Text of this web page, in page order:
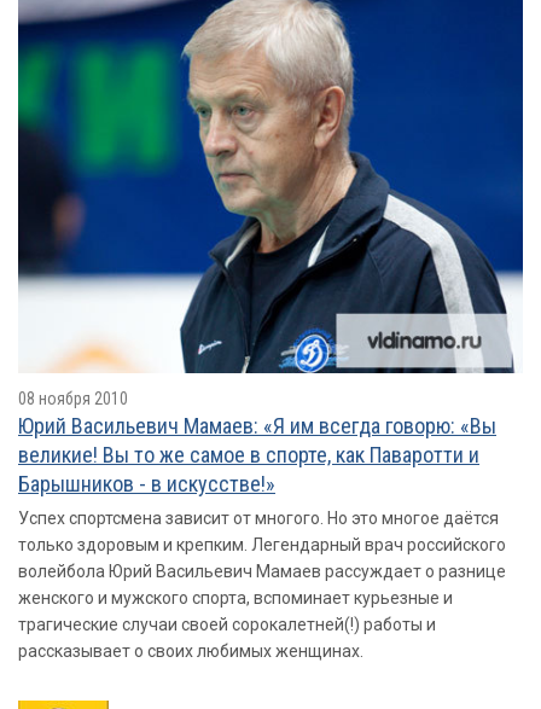
08 ноября 2010
Юрий Васильевич Мамаев: «Я им всегда говорю: «Вы
великие! Вы то же самое в спорте, как Паваротти и
Барышников - в искусстве!»
Успех спортсмена зависит от многого. Но это многое даётся
только здоровым и крепким. Легендарный врач российского
волейбола Юрий Васильевич Мамаев рассуждает о разнице
женского и мужского спорта, вспоминает курьезные и
трагические случаи своей сорокалетней(!) работы и
рассказывает о своих любимых женщинах.